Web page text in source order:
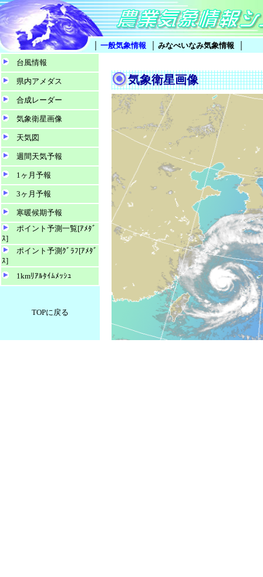
台風情報
県内アメダス
合成レーダー
気象衛星画像
天気図
週間天気予報
1ヶ月予報
3ヶ月予報
寒暖候期予報
ポイント予測一覧[ｱﾒﾀﾞ
ｽ]
ポイント予測ｸﾞﾗﾌ[ｱﾒﾀﾞ
ｽ]
1kmﾘｱﾙﾀｲﾑﾒｯｼｭ
TOPに戻る
一般気象情報 みなべいなみ気象情報
気象衛星画像